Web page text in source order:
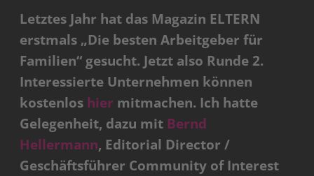
Letztes Jahr hat das Magazin ELTERN
erstmals „Die besten Arbeitgeber für
Familien“ gesucht. Jetzt also Runde 2.
Interessierte Unternehmen können
kostenlos hier mitmachen. Ich hatte
Gelegenheit, dazu mit Bernd
Hellermann, Editorial Director /
Geschäftsführer Community of Interest